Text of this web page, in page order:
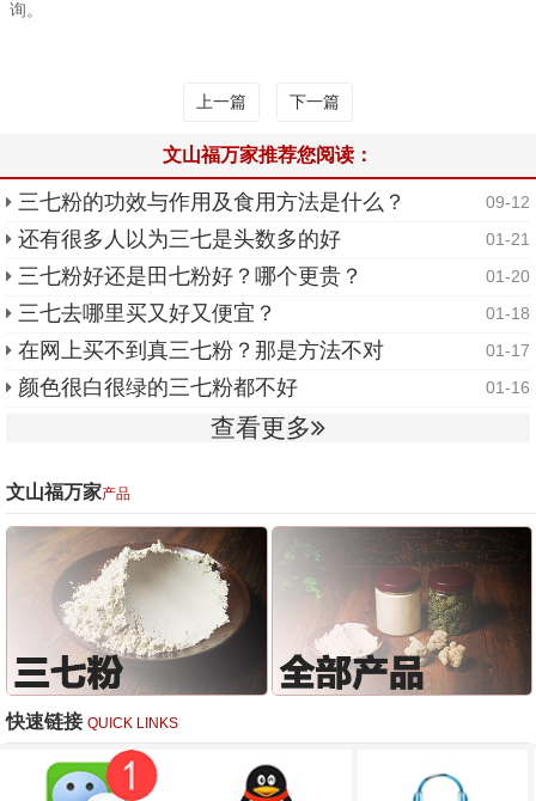
询。
上一篇 下一篇
文山福万家推荐您阅读：
三七粉的功效与作用及食用方法是什么？ 09-12
还有很多人以为三七是头数多的好 01-21
三七粉好还是田七粉好？哪个更贵？ 01-20
三七去哪里买又好又便宜？ 01-18
在网上买不到真三七粉？那是方法不对 01-17
颜色很白很绿的三七粉都不好 01-16
查看更多
文山福万家产品
快速链接 QUICK LINKS